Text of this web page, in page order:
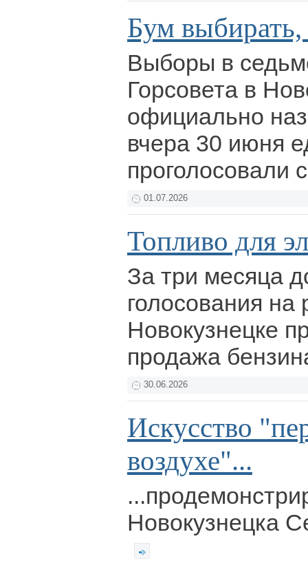
Бум
Выборы в
Горсовета в
официально
вчера 30 июня
проголосовали
01.07.2026
Топливо для
За три месяца
голосования
Новокузнецке
продажа
30.06.2026
Искусство
воздухе"...
Новокузнецка